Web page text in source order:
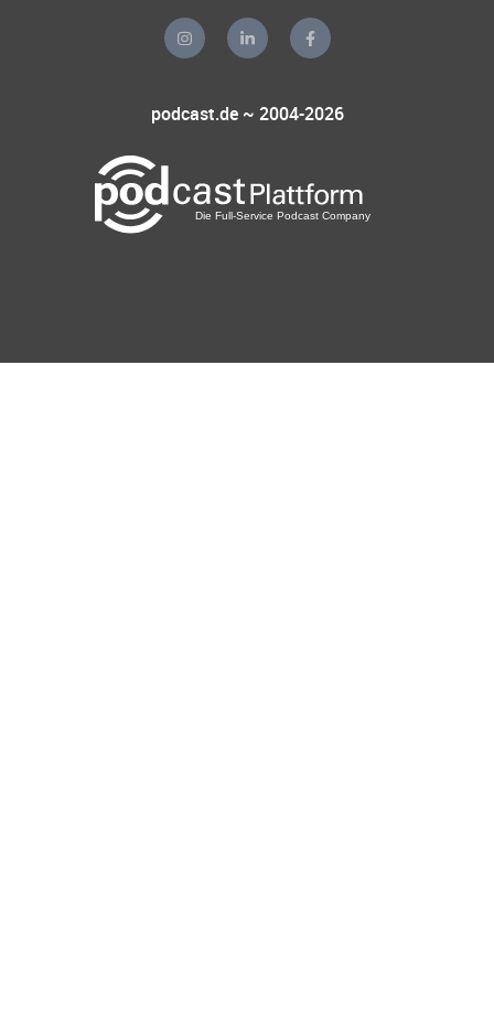
podcast.de ~ 2004-2026